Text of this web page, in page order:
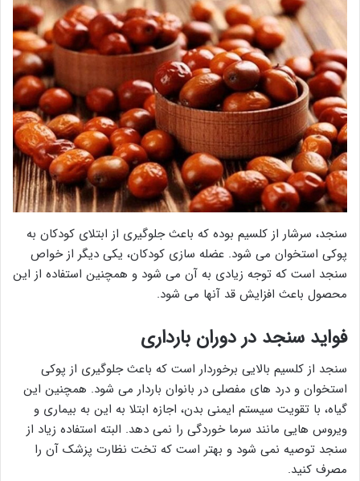
سنجد، سرشار از کلسیم بوده که باعث جلوگیری از ابتلای کودکان به
پوکی استخوان می شود. عضله سازی کودکان، یکی دیگر از خواص
سنجد است که توجه زیادی به آن می شود و همچنین استفاده از این
محصول باعث افزایش قد آنها می شود.
فواید سنجد در دوران بارداری
سنجد از کلسیم بالایی برخوردار است که باعث جلوگیری از پوکی
استخوان و درد های مفصلی در بانوان باردار می شود. همچنین این
گیاه، با تقویت سیستم ایمنی بدن، اجازه ابتلا به این به بیماری و
ویروس هایی مانند سرما خوردگی را نمی دهد. البته استفاده زیاد از
سنجد توصیه نمی شود و بهتر است که تخت نظارت پزشک آن را
مصرف کنید.